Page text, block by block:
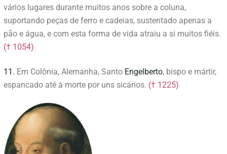
vários lugares durante muitos anos sobre a coluna,
suportando peças de ferro e cadeias, sustentado apenas a
pão e água, e com esta forma de vida atraiu a si muitos fiéis.
(† 1054)
11. Em Colônia, Alemanha, Santo Engelberto, bispo e mártir,
espancado até à morte por uns sicários. († 1225)